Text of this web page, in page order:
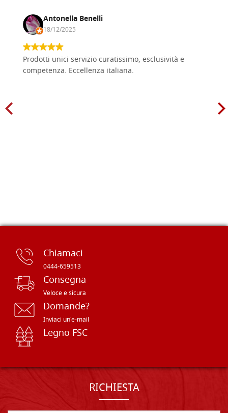
Antonella Benelli
18/12/2025
Prodotti unici servizio curatissimo, esclusività e
competenza. Eccellenza italiana.
Chiamaci
0444-659513
Consegna
Veloce e sicura
Domande?
Inviaci un'e-mail
Legno FSC
RICHIESTA